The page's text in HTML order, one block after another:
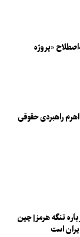
«پروژه
اهرم راهبردی حقوقی
تنگه هرمز| چین
است